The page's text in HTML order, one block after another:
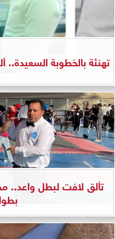
تهنئة بالخطوبة
تألق لافت لبطل واعد..